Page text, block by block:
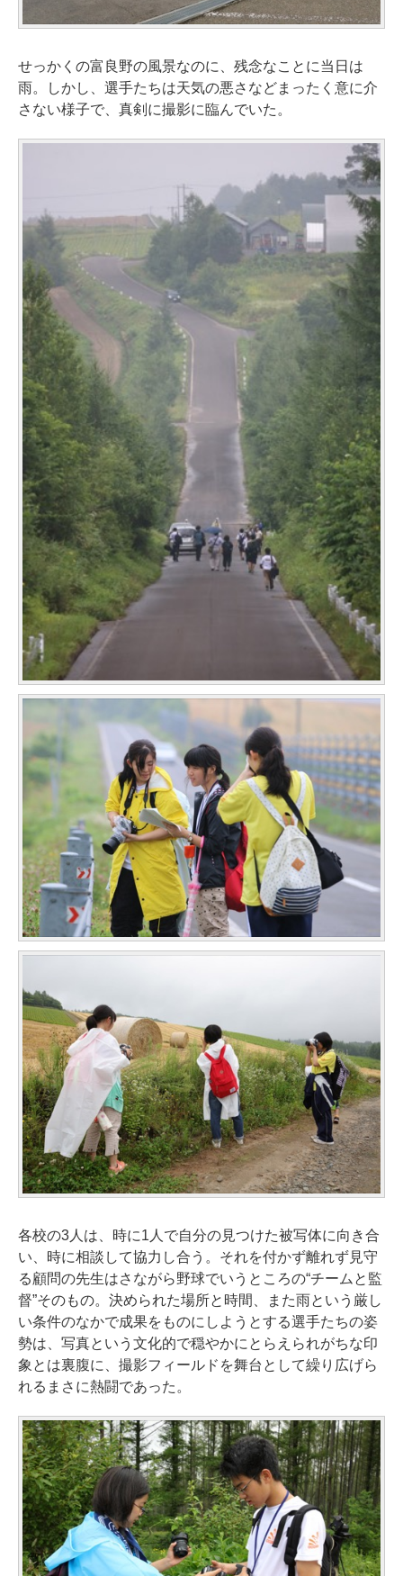
せっかくの富良野の風景なのに、残念なことに当日は
雨。しかし、選手たちは天気の悪さなどまったく意に介
さない様子で、真剣に撮影に臨んでいた。
各校の3人は、時に1人で自分の見つけた被写体に向き合
い、時に相談して協力し合う。それを付かず離れず見守
る顧問の先生はさながら野球でいうところの“チームと監
督”そのもの。決められた場所と時間、また雨という厳し
い条件のなかで成果をものにしようとする選手たちの姿
勢は、写真という文化的で穏やかにとらえられがちな印
象とは裏腹に、撮影フィールドを舞台として繰り広げら
れるまさに熱闘であった。